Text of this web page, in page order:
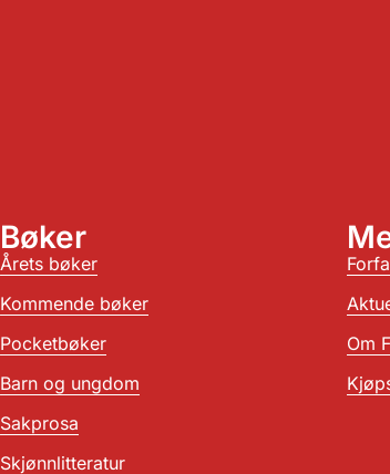
Bøker
Årets bøker
Kommende bøker
Pocketbøker
Barn og ungdom
Sakprosa
Skjønnlitteratur
Om